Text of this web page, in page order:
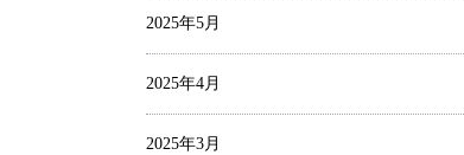
2025年5月
2025年4月
2025年3月